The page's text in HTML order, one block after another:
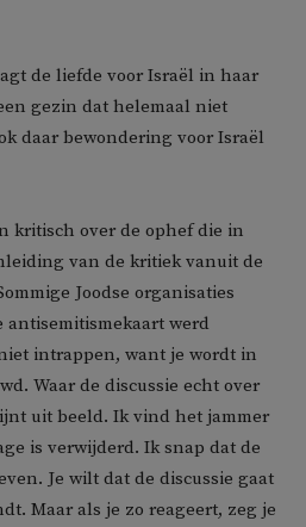
de liefde voor Israël in haar
gezin dat helemaal niet
daar bewondering voor Israël
kritisch over de ophef die in
van de kritiek vanuit de
Joodse organisaties
antisemitismekaart werd
intrappen, want je wordt in
Waar de discussie echt over
uit beeld. Ik vind het jammer
is verwijderd. Ik snap dat de
Je wilt dat de discussie gaat
Maar als je zo reageert, zeg je